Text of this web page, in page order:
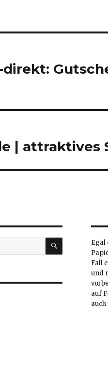
| attraktives
SUCHENEgal
Fall
und
auf